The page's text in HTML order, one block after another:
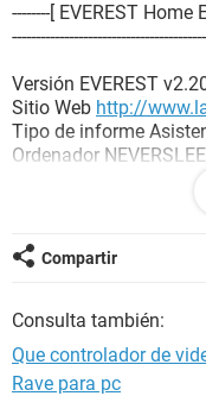
--------[ EVEREST
Versión EVEREST
Sitio Web http://
Tipo de informe
Ordenador
Sistema operativo
Fecha 2013-04-01
Hora 08:21
--------[ Resumen
-----------------------
Compartir
Consulta también:
Que controlador de
Rave para pc